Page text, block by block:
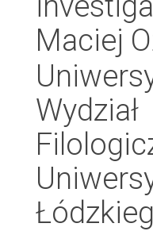
Maciej
Wydział